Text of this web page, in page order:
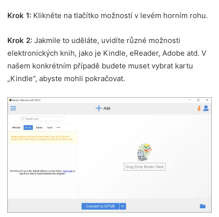
Krok 1: Klikněte na tlačítko možností v levém horním rohu.
Krok 2: Jakmile to uděláte, uvidíte různé možnosti
elektronických knih, jako je Kindle, eReader, Adobe atd. V
našem konkrétním případě budete muset vybrat kartu
„Kindle“, abyste mohli pokračovat.